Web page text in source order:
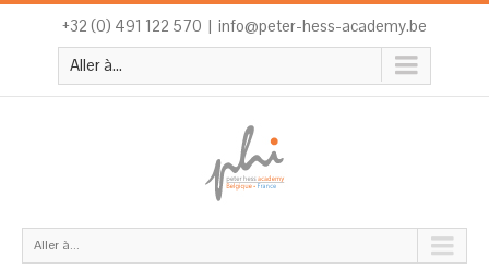
+32 (0) 491 122 570 | info@peter-hess-academy.be
Aller à...
Aller à...